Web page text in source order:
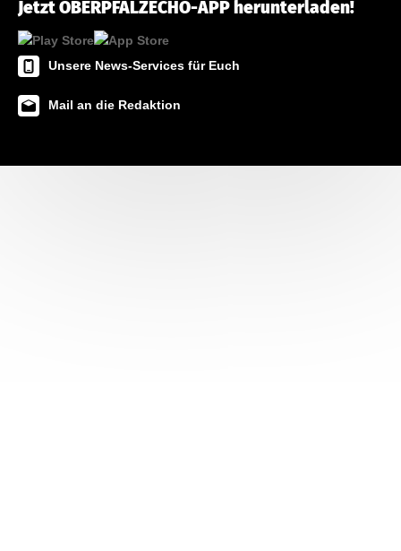
Jetzt OBERPFALZECHO-APP herunterladen!
Unsere News-Services für Euch
Mail an die Redaktion